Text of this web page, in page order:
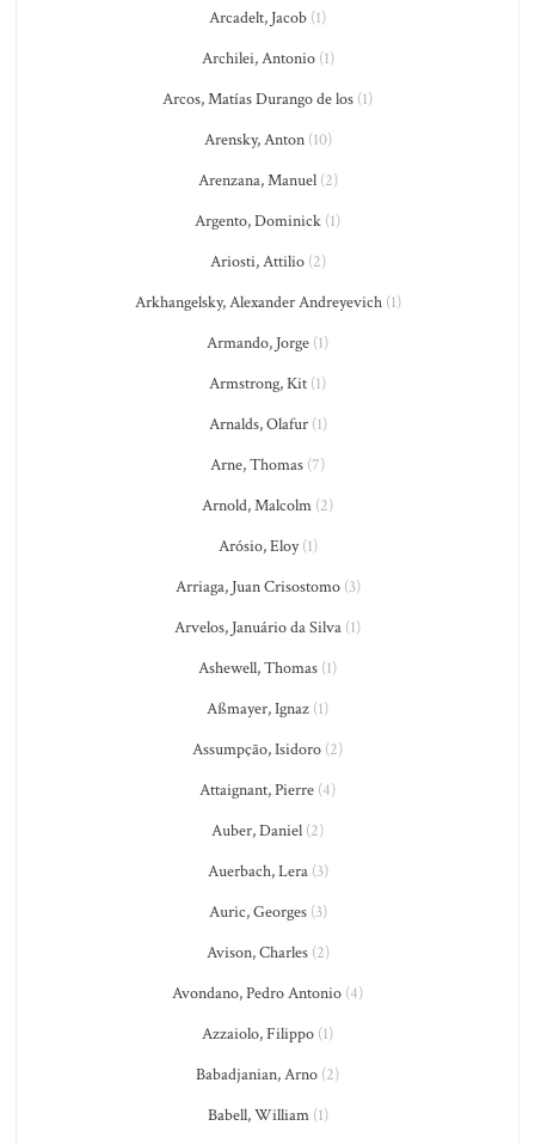
Arcadelt, Jacob (1)
Archilei, Antonio(1)
Arcos, Matías Durango de los (1)
Arensky, Anton(10)
Arenzana, Manuel(2)
Argento, Dominick (1)
Ariosti, Attilio(2)
Arkhangelsky, Alexander Andreyevich(1)
Armando, Jorge (1)
Armstrong, Kit (1)
Arnalds, Olafur(1)
Arne, Thomas (7)
Arnold, Malcolm (2)
Arósio, Eloy(1)
Arriaga, Juan Crisostomo(3)
Arvelos, Januário da Silva (1)
Ashewell, Thomas (1)
Aßmayer, Ignaz (1)
Assumpção, Isidoro (2)
Attaignant, Pierre (4)
Auber, Daniel (2)
Auerbach, Lera(3)
Auric, Georges(3)
Avison, Charles(2)
Avondano, Pedro Antonio (4)
Azzaiolo, Filippo (1)
Babadjanian, Arno (2)
Babell, William(1)